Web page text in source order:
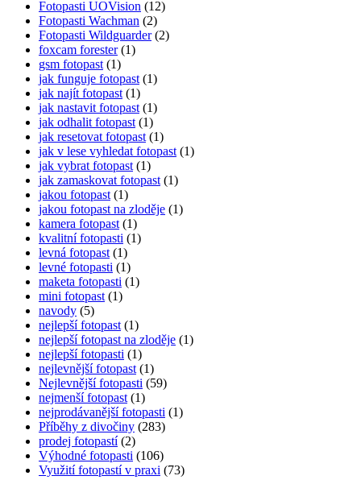
Fotopasti UOVision (12)
Fotopasti Wachman (2)
Fotopasti Wildguarder(2)
foxcam forester(1)
gsm fotopast (1)
jak funguje fotopast (1)
jak najít fotopast (1)
jak nastavit fotopast (1)
jak odhalit fotopast (1)
jak resetovat fotopast (1)
jak v lese vyhledat fotopast (1)
jak vybrat fotopast (1)
jak zamaskovat fotopast (1)
jakou fotopast (1)
jakou fotopast na zloděje (1)
kamera fotopast (1)
kvalitní fotopasti (1)
levná fotopast (1)
levné fotopasti (1)
maketa fotopasti (1)
mini fotopast (1)
navody (5)
nejlepší fotopast (1)
nejlepší fotopast na zloděje (1)
nejlepší fotopasti (1)
nejlevnější fotopast (1)
Nejlevnější fotopasti (59)
nejmenší fotopast (1)
nejprodávanější fotopasti (1)
Příběhy z divočiny (283)
prodej fotopastí(2)
Výhodné fotopasti (106)
Využití fotopastí v praxi (73)